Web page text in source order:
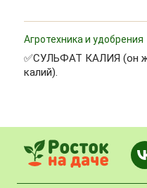
Агротехника и удобрения
✅СУЛЬФАТ КАЛИЯ (он
калий).